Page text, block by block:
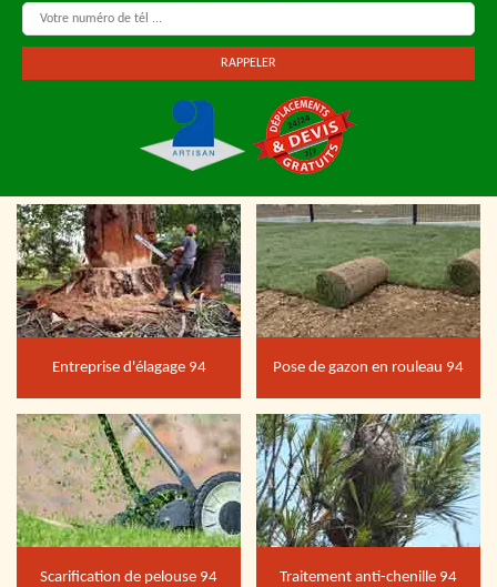
Entreprise d'élagage 94 Pose de gazon en rouleau 94
Scarification de pelouse 94 Traitement anti-chenille 94